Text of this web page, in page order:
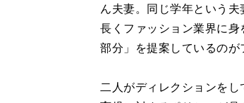
ん夫妻。同じ学年という夫
長くファッション業界に
部分」を提案しているのが
二人がディレクションをし